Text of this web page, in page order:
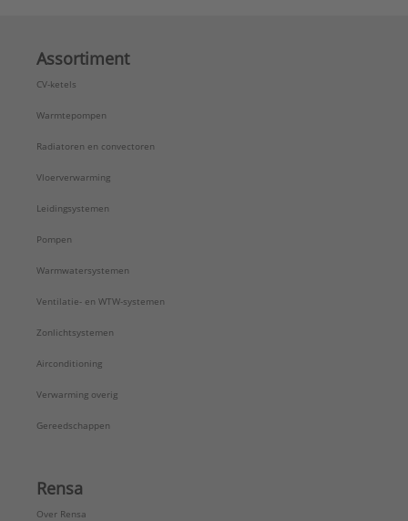
Assortiment
CV-ketels
Warmtepompen
Radiatoren en convectoren
Vloerverwarming
Leidingsystemen
Pompen
Warmwatersystemen
Ventilatie- en WTW-systemen
Zonlichtsystemen
Airconditioning
Verwarming overig
Gereedschappen
Rensa
Over Rensa